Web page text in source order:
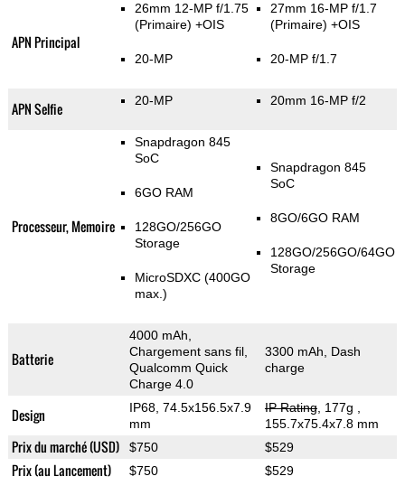
APN Principal
26mm 12-MP f/1.75
(Primaire) +OIS
20-MP
27mm 16-MP f/1.7
(Primaire) +OIS
20-MP f/1.7
APN Selfie 20-MP 20mm 16-MP f/2
Processeur, Memoire
Snapdragon 845
SoC
6GO RAM
128GO/256GO
Storage
MicroSDXC (400GO
max.)
Snapdragon 845
SoC
8GO/6GO RAM
128GO/256GO/64GO
Storage
Batterie
4000 mAh,
Chargement sans fil,
Qualcomm Quick
Charge 4.0
3300 mAh, Dash
charge
Design
IP68, 74.5x156.5x7.9
mm
IP Rating, 177g
155.7x75.4x7.8 mm
Prix du marché (USD) $750 $529
Prix (au Lancement) $750 $529